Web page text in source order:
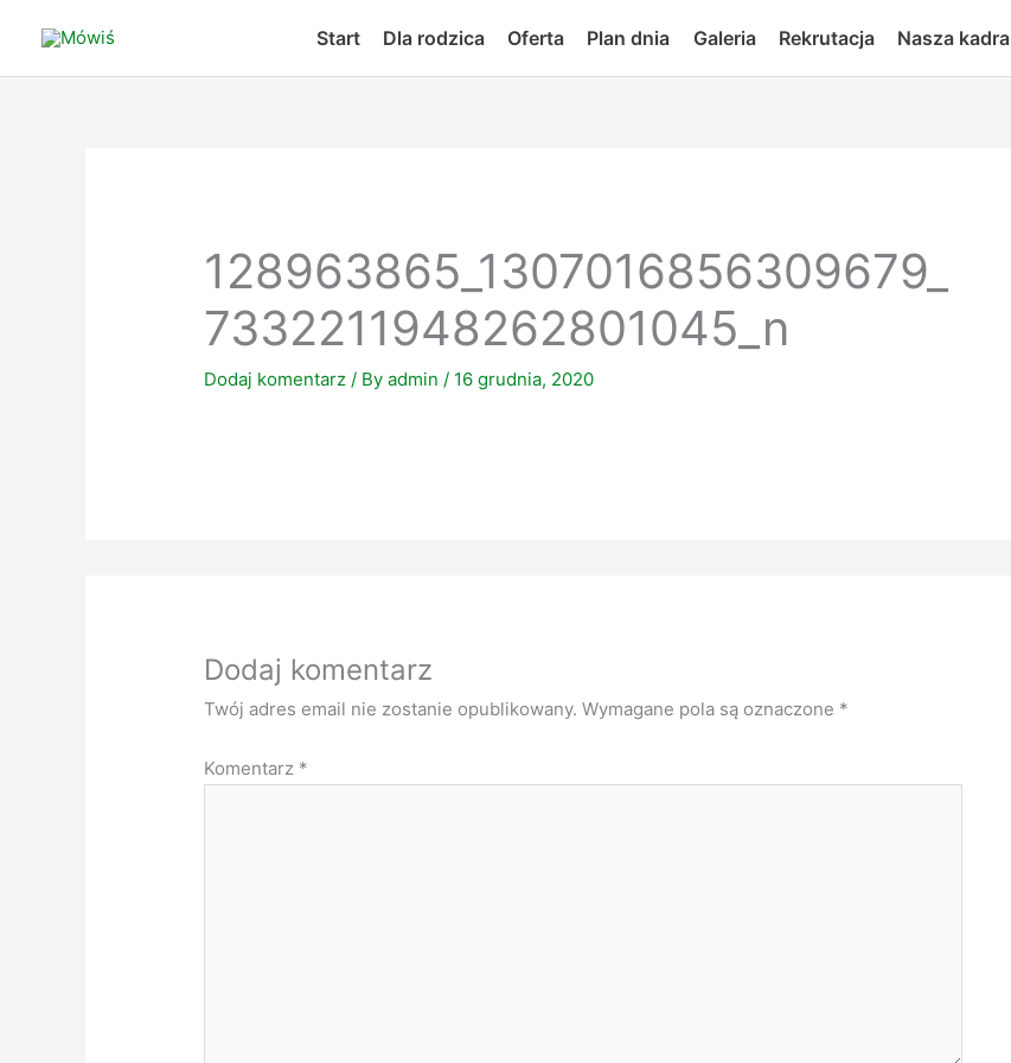
content
Start Dla rodzica Oferta Plan dnia Galeria Rekrutacja Nasza kadra
128963865_1307016856309679_
7332211948262801045_n
Dodaj komentarz / Byadmin/ 16 grudnia, 2020
Dodaj komentarz
Twój adres email nie zostanie opublikowany. Wymagane pola są oznaczone *
Komentarz *